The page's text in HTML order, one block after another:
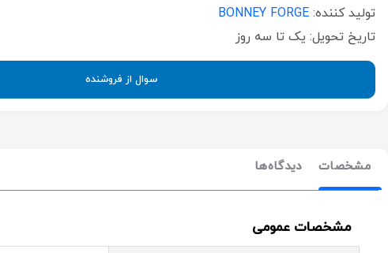
تولید کننده: BONNEY FORGE
تاریخ تحویل: یک تا سه روز
سوال از فروشنده
مشخصات دیدگاه‌ها
مشخصات عمومی